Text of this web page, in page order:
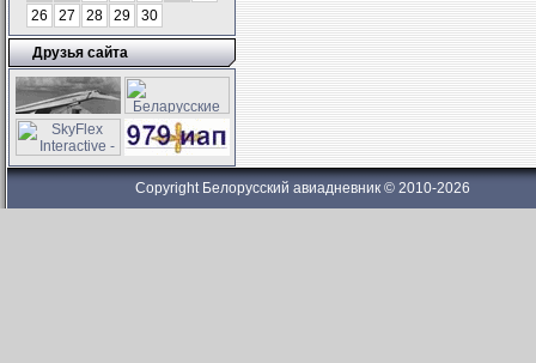
26
27 28 29 30
Друзья сайта
Copyright Белорусский авиадневник © 2010-2026